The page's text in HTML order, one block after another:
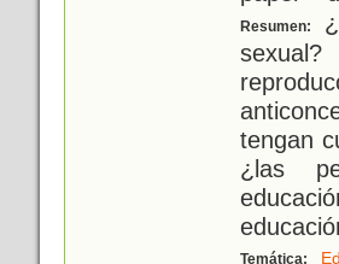
Resumen:
tengan
¿las
Temática: